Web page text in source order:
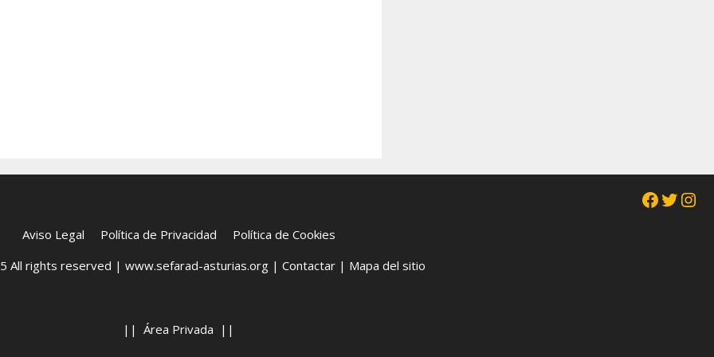
Aviso Legal Política de Privacidad
Política de Cookies
All rights reserved | www.sefarad-asturias.org | Contactar | Mapa del sitio
|| Área Privada ||